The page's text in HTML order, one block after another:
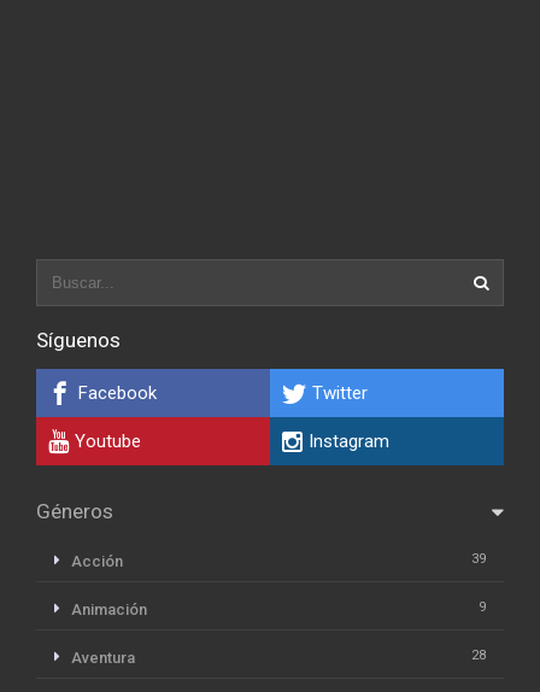
Síguenos
Facebook Twitter
Youtube Instagram
Géneros
Acción 39
Animación 9
Aventura 28